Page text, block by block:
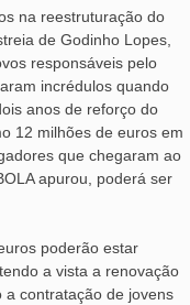
na reestruturação do
de Godinho Lopes,
responsáveis pelo
incrédulos quando
anos de reforço do
12 milhões de euros em
que chegaram ao
apurou, poderá ser
poderão estar
a vista a renovação
contratação de jovens